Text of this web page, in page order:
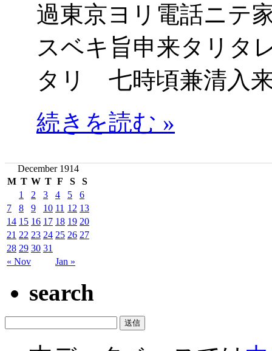
過東京ヨリ電話ニテ
スベキ旨申来タリタ
タリ 七時頃兼清入
続きを読む »
December 1914
M T W T F S S
« Nov Jan »
1 2 3 4 5
6
7
8 9 10 11 12 13
14 15 16 17 18 19 20
21 22 23 24 25 26 27
28 29 30 31
search